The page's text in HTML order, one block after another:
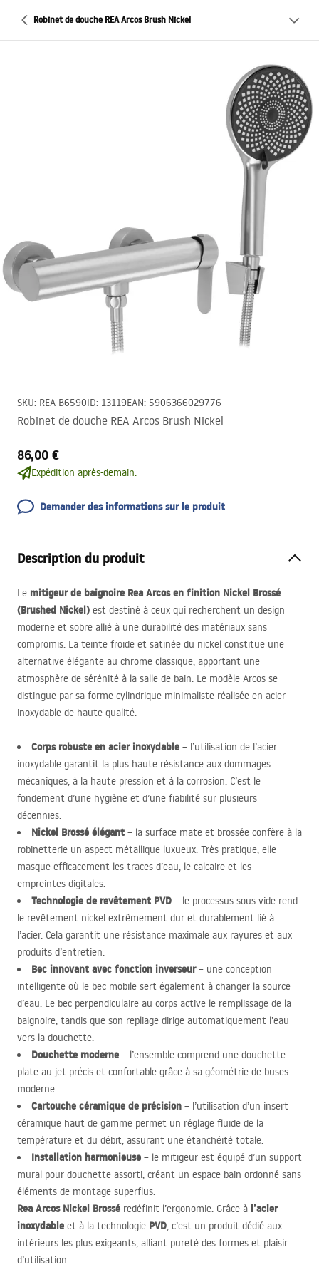
Robinet de douche REA Arcos Brush Nickel
SKU: REA-B6590ID: 13119EAN: 5906366029776
Robinet de douche REA Arcos Brush Nickel
86,00 €
Expédition après-demain.
Demander des informations sur le produit
Description du produit
Le mitigeur de baignoire Rea Arcos en finition Nickel Brossé
(Brushed Nickel) est destiné à ceux qui recherchent un design
moderne et sobre allié à une durabilité des matériaux sans
compromis. La teinte froide et satinée du nickel constitue une
alternative élégante au chrome classique, apportant une
atmosphère de sérénité à la salle de bain. Le modèle Arcos se
distingue par sa forme cylindrique minimaliste réalisée en acier
inoxydable de haute qualité.
Corps robuste en acier inoxydable – l’utilisation de l’acier
inoxydable garantit la plus haute résistance aux dommages
mécaniques, à la haute pression et à la corrosion. C’est le
fondement d’une hygiène et d’une fiabilité sur plusieurs
décennies.
Nickel Brossé élégant – la surface mate et brossée confère à la
robinetterie un aspect métallique luxueux. Très pratique, elle
masque efficacement les traces d’eau, le calcaire et les
empreintes digitales.
Technologie de revêtement PVD – le processus sous vide rend
le revêtement nickel extrêmement dur et durablement lié à
l’acier. Cela garantit une résistance maximale aux rayures et aux
produits d’entretien.
Bec innovant avec fonction inverseur– une conception
intelligente où le bec mobile sert également à changer la source
d’eau. Le bec perpendiculaire au corps active le remplissage de la
baignoire, tandis que son repliage dirige automatiquement l’eau
vers la douchette.
Douchette moderne – l’ensemble comprend une douchette
plate au jet précis et confortable grâce à sa géométrie de buses
moderne.
Cartouche céramique de précision – l’utilisation d’un insert
céramique haut de gamme permet un réglage fluide de la
température et du débit, assurant une étanchéité totale.
Installation harmonieuse – le mitigeur est équipé d’un support
mural pour douchette assorti, créant un espace bain ordonné sans
éléments de montage superflus.
Rea Arcos Nickel Brossé redéfinit l’ergonomie. Grâce à l’acier
inoxydable et à la technologie PVD, c’est un produit dédié aux
intérieurs les plus exigeants, alliant pureté des formes et plaisir
d’utilisation.